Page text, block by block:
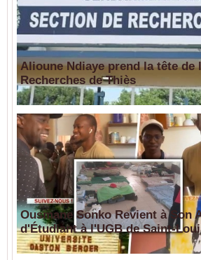
Alioune Ndiaye prend la tête de
Recherches de Thiès
Ousmane Sonko Revient à Son
d'Étudiant à l'UGB de Saint-